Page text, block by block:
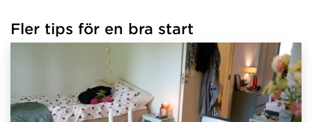
Fler tips för en bra start